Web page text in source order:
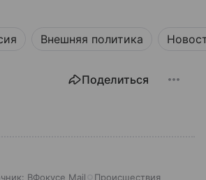
Внешняя политика
Поделиться
ВФокусе Mail Происшествия